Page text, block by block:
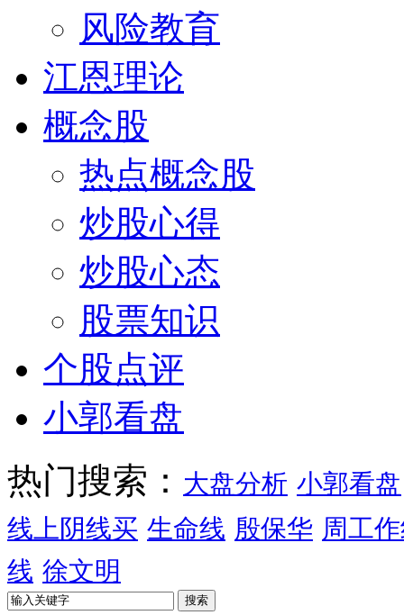
风险教育
江恩理论
概念股
热点概念股
炒股心得
炒股心态
股票知识
个股点评
小郭看盘
热门搜索： 大盘分析 小郭看盘
线上阴线买 生命线 殷保华 周工
线 徐文明